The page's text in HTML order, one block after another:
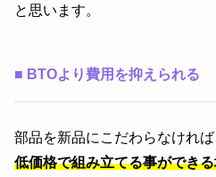
と思います。
■ BTOより費用を抑えられる
部品を新品にこだわらなければ
低価格で組み立てる事ができ